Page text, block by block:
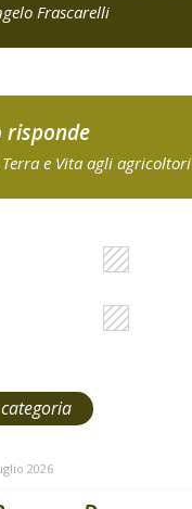
Frascarelli
risponde
e Vita agli agricoltori
2026